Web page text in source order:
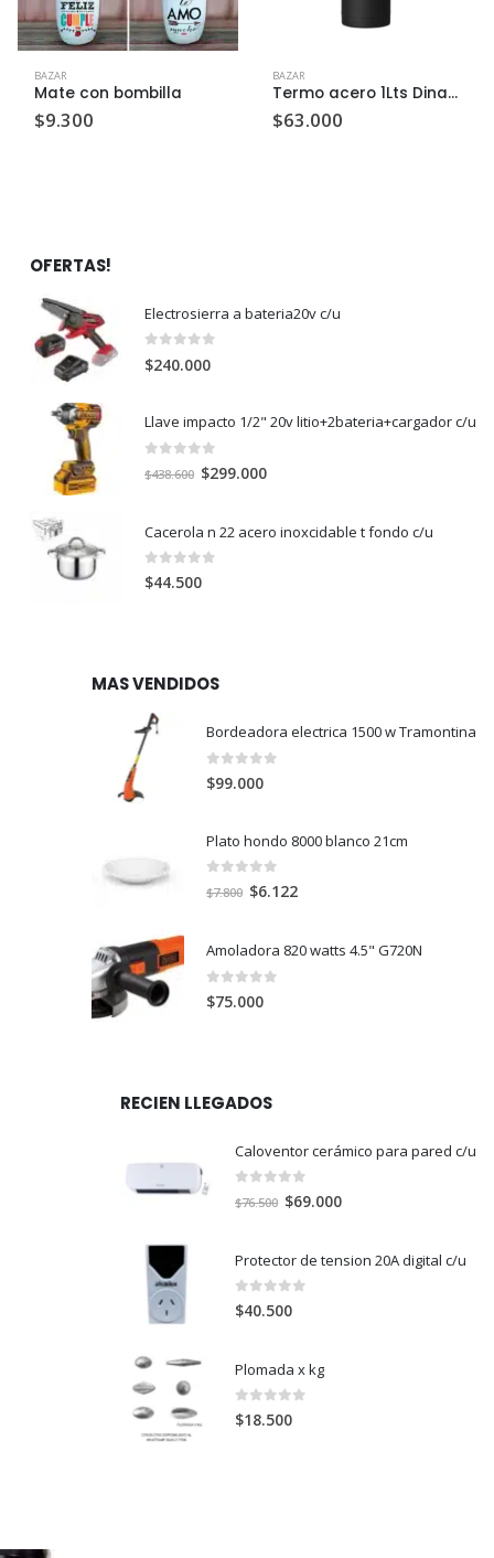
BAZAR
Mate con bombilla
$9.300
BAZAR
Termo acero 1Lts Dinamic kovea c/u
$63.000
OFERTAS!
Electrosierra a bateria20v c/u
0
$240.000
Llave impacto 1/2" 20v litio+2bateria+cargador c/u
out of 5
$438.600 El
era:
$438.600.
$299.000El
es:
Cacerola n 22 acero inoxcidable t fondo c/u
0 out of 5
$44.500
MAS VENDIDOS
Bordeadora electrica 1500 w Tramontina
0 out of 5
$99.000
Plato hondo 8000 blanco 21cm
out of 5
$7.800 El
era:
$7.800.
$6.122El
es:
Amoladora 820 watts 4.5" G720N
0
$75.000
RECIEN LLEGADOS
Caloventor cerámico para pared c/u
out of 5
$76.500 El
era:
$76.500.
$69.000El
es:
Protector de tension 20A digital c/u
0 out of 5
$40.500
Plomada x kg
0 out of 5
$18.500